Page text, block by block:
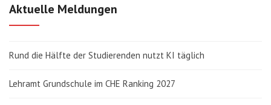
Aktuelle Meldungen
Rund die Hälfte der Studierenden nutzt KI täglich
Lehramt Grundschule im CHE Ranking 2027